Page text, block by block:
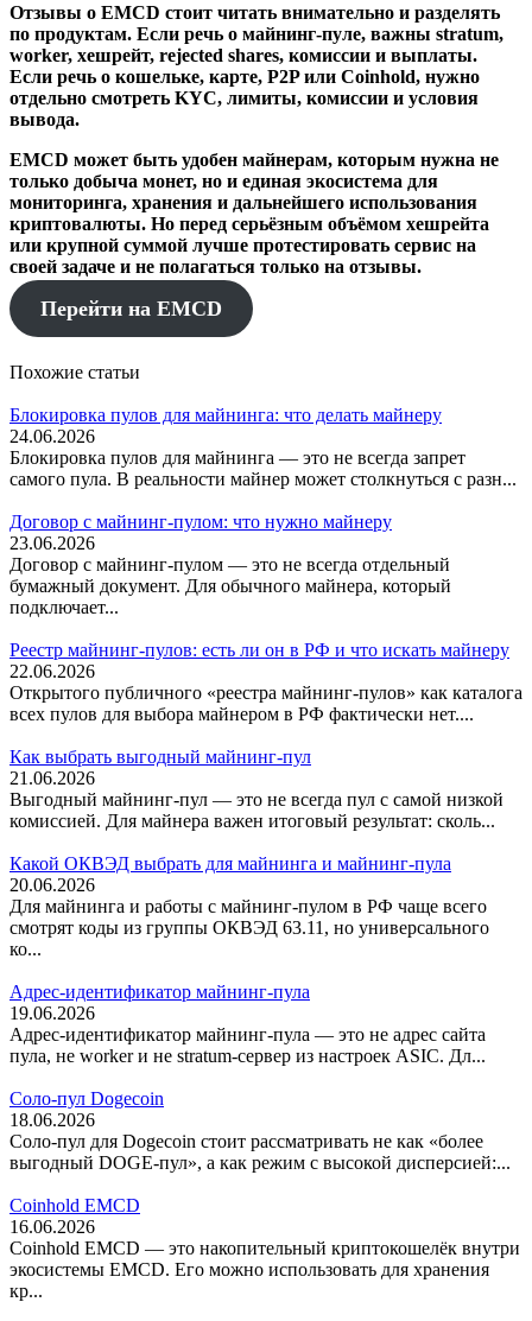
Отзывы о EMCD стоит читать внимательно и разделять
по продуктам. Если речь о майнинг-пуле, важны stratum,
worker, хешрейт, rejected shares, комиссии и выплаты.
Если речь о кошельке, карте, P2P или Coinhold, нужно
отдельно смотреть KYC, лимиты, комиссии и условия
вывода.
EMCD может быть удобен майнерам, которым нужна не
только добыча монет, но и единая экосистема для
мониторинга, хранения и дальнейшего использования
криптовалюты. Но перед серьёзным объёмом хешрейта
или крупной суммой лучше протестировать сервис на
своей задаче и не полагаться только на отзывы.
Перейти на EMCD
Похожие статьи
Блокировка пулов для майнинга: что делать майнеру
24.06.2026
Блокировка пулов для майнинга — это не всегда запрет
самого пула. В реальности майнер может столкнуться с разн...
Договор с майнинг-пулом: что нужно майнеру
23.06.2026
Договор с майнинг-пулом — это не всегда отдельный
бумажный документ. Для обычного майнера, который
подключает...
Реестр майнинг-пулов: есть ли он в РФ и что искать майнеру
22.06.2026
Открытого публичного «реестра майнинг-пулов» как каталога
всех пулов для выбора майнером в РФ фактически нет....
Как выбрать выгодный майнинг-пул
21.06.2026
Выгодный майнинг-пул — это не всегда пул с самой низкой
комиссией. Для майнера важен итоговый результат: сколь...
Какой ОКВЭД выбрать для майнинга и майнинг-пула
20.06.2026
Для майнинга и работы с майнинг-пулом в РФ чаще всего
смотрят коды из группы ОКВЭД 63.11, но универсального
ко...
Адрес-идентификатор майнинг-пула
19.06.2026
Адрес-идентификатор майнинг-пула — это не адрес сайта
пула, не worker и не stratum-сервер из настроек ASIC. Дл...
Соло-пул Dogecoin
18.06.2026
Соло-пул для Dogecoin стоит рассматривать не как «более
выгодный DOGE-пул», а как режим с высокой дисперсией:...
Coinhold EMCD
16.06.2026
Coinhold EMCD — это накопительный криптокошелёк внутри
экосистемы EMCD. Его можно использовать для хранения
кр...